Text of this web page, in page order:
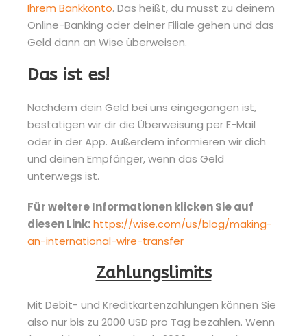
Ihrem Bankkonto. Das heißt, du musst zu deinem
Online-Banking oder deiner Filiale gehen und das
Geld dann an Wise überweisen.
Das ist es!
Nachdem dein Geld bei uns eingegangen ist,
bestätigen wir dir die Überweisung per E-Mail
oder in der App. Außerdem informieren wir dich
und deinen Empfänger, wenn das Geld
unterwegs ist.
Für weitere Informationen klicken Sie auf
diesen Link:https://wise.com/us/blog/making-
an-international-wire-transfer
Zahlungslimits
Mit Debit- und Kreditkartenzahlungen können Sie
also nur bis zu 2000 USD pro Tag bezahlen. Wenn